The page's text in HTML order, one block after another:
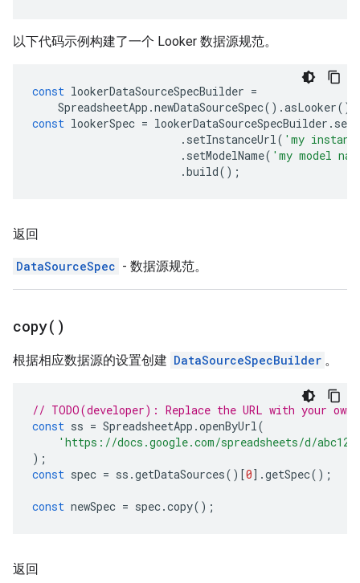
以下代码示例构建了一个 Looker 数据源规范。
const lookerDataSourceSpecBuilder =
SpreadsheetApp .newDataSourceSpec().asLooker();
const lookerSpec = lookerDataSourceSpecBuilder .
. setInstanceUrl( 'my
. setModelName( 'my model
.build();
返回
DataSourceSpec - 数据源规范。
copy( )
根据相应数据源的设置创建 DataSourceSpecBuilder 。
// TODO(developer): Replace the URL with your own.
const ss = SpreadsheetApp .openByUrl(
'https://docs.google.com/spreadsheets/d/
);
const spec = ss .getDataSources()[0].getSpec();
const newSpec = spec.copy();
返回